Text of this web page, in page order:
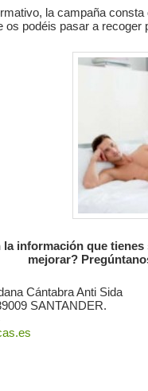
la campaña
os podéis pasar a recoger
información que
mejorar?
Cántabra Anti Sida
SANTANDER.